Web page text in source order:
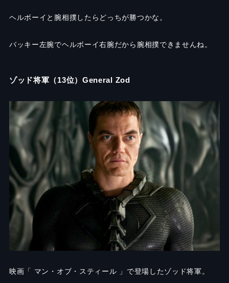
ヘルボーイと腕相撲したらどっちが勝つかな。
バッキー左腕でヘルボーイ右腕だから腕相撲できませんね。
ゾッド将軍（13位）General Zod
映画「 マン・オブ・スティール 」で登場したゾッド将軍。